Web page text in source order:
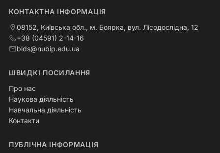
КОНТАКТНА ІНФОРМАЦІЯ
08152, Київська обл., м. Боярка, вул. Лісодослідна, 12
+38 (04591) 2-14-16
blds@nubip.edu.ua
ШВИДКІ ПОСИЛАННЯ
Про нас
Наукова діяльність
Навчальна діяльність
Контакти
ПУБЛІЧНА ІНФОРМАЦІЯ